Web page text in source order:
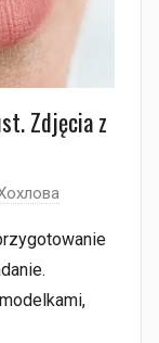
Zdjęcia z